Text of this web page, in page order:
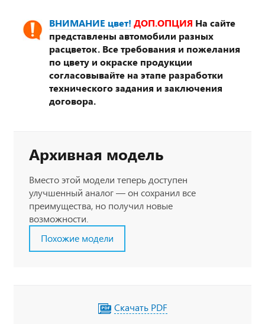
ВНИМАНИЕ цвет! ДОП.ОПЦИЯ На сайте
представлены автомобили разных
расцветок. Все требования и пожелания
по цвету и окраске продукции
согласовывайте на этапе разработки
технического задания и заключения
договора.
Архивная модель
Вместо этой модели теперь доступен
улучшенный аналог — он сохранил все
преимущества, но получил новые
возможности.
Похожие модели
Скачать PDF